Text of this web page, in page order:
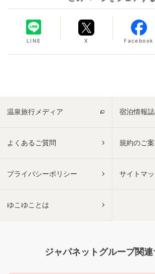
LINE X Facebook
温泉旅行メディア 宿泊情報
よくあるご質問 規約のご
プライバシーポリシー サイトマ
ゆこゆことは
ジャパネットグループ関連